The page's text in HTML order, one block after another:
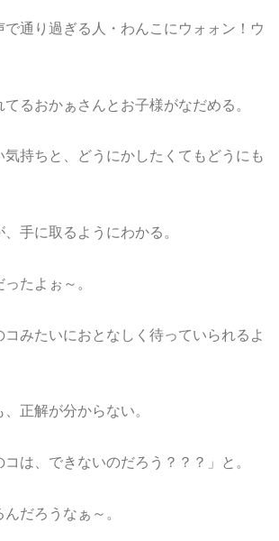
で通り過ぎる人・わんこにウォォン！ウ
るおかぁさんとお子様がなだめる。
気持ちと、どうにかしたくてもどうにも
手に取るようにわかる。
たよぉ～。
コみたいにおとなしく待っていられるよ
正解が分からない。
コは、できないのだろう？？？」と。
だろうなぁ～。